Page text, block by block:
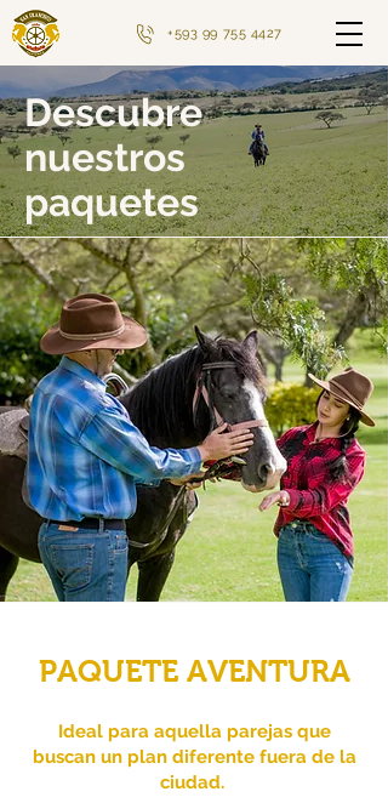
+593 99 755 4427
Descubre
nuestros
paquetes
PAQUETE AVENTURA
Ideal para aquella parejas que
buscan un plan diferente fuera de la
ciudad.